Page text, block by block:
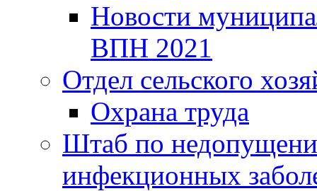
Новости
ВПН 2021
Отдел сельского
Охрана труда
Штаб по
инфекционных